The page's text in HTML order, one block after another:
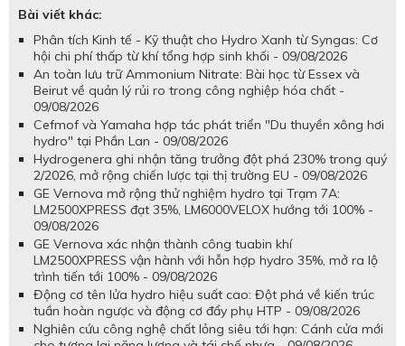
Bài viết khác:
Phân tích Kinh tế - Kỹ thuật cho Hydro Xanh từ Syngas: Cơ
hội chi phí thấp từ khí tổng hợp sinh khối - 09/08/2026
An toàn lưu trữ Ammonium Nitrate: Bài học từ Essex và
Beirut về quản lý rủi ro trong công nghiệp hóa chất -
09/08/2026
Cefmof và Yamaha hợp tác phát triển "Du thuyền xông hơi
hydro" tại Phần Lan - 09/08/2026
Hydrogenera ghi nhận tăng trưởng đột phá 230% trong quý
2/2026, mở rộng chiến lược tại thị trường EU - 09/08/2026
GE Vernova mở rộng thử nghiệm hydro tại Trạm 7A:
LM2500XPRESS đạt 35%, LM6000VELOX hướng tới 100% -
09/08/2026
GE Vernova xác nhận thành công tuabin khí
LM2500XPRESS vận hành với hỗn hợp hydro 35%, mở ra lộ
trình tiến tới 100% - 09/08/2026
Động cơ tên lửa hydro hiệu suất cao: Đột phá về kiến trúc
tuần hoàn ngược và động cơ đẩy phụ HTP - 09/08/2026
Nghiên cứu công nghệ chất lỏng siêu tới hạn: Cánh cửa mới